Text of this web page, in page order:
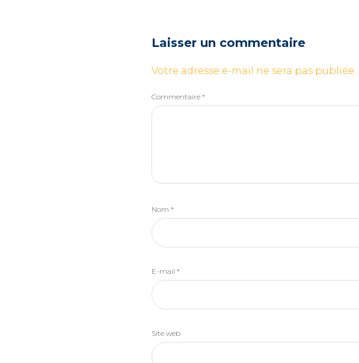
Laisser un commentaire
Votre adresse e-mail ne sera pas publiée.
Commentaire *
Nom *
E-mail *
Site web